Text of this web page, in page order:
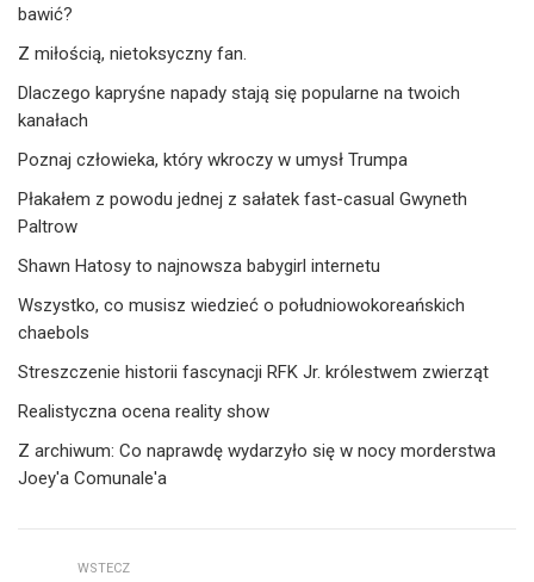
bawić?
Z miłością, nietoksyczny fan.
Dlaczego kapryśne napady stają się popularne na twoich
kanałach
Poznaj człowieka, który wkroczy w umysł Trumpa
Płakałem z powodu jednej z sałatek fast-casual Gwyneth
Paltrow
Shawn Hatosy to najnowsza babygirl internetu
Wszystko, co musisz wiedzieć o południowokoreańskich
chaebols
Streszczenie historii fascynacji RFK Jr. królestwem zwierząt
Realistyczna ocena reality show
Z archiwum: Co naprawdę wydarzyło się w nocy morderstwa
Joey'a Comunale'a
WSTECZ